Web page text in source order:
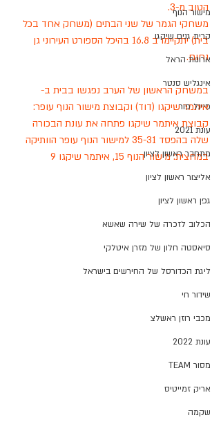
מישור הנוף
קרית גנים שיקגו
ארונות הראל
אינגליש סנטר
פיינל פור
עונת 2021
מתחבר ראשון לציון
אליצור ראשון לציון
גפן ראשון לציון
הכלוב לזכרה של שירה שאשא
סיאסטה חלון של מזרן איטלקי
ליגת הכדורסל של החירשים בישראל
שידור חי
מכבי רוזן ראשלצ
עונת 2022
מסור TEAM
אריק זמייטיס
שקמה
הטוב מ-3.
משחקי הגמר של שני הבתים (משחק אחד בכל
בית) יתקיימו ב 16.8 בהיכל הספורט העירוני גן
נחום.
במשחק הראשון של הערב נפגשו בבית ב-
איתמר שיקגו (דוד) וקבוצת מישור הנוף עופר:
קבוצת איתמר שיקגו פתחה את עונת הבכורה
שלה בהפסד 35-31 למישור הנוף עופר הוותיקה
במחצית: מישור הנוף 15, איתמר שיקגו 9